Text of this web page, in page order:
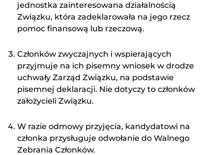
jednostka zainteresowana działalnością
Związku, która zadeklarowała na jego rzecz
pomoc finansową lub rzeczową.
Członków zwyczajnych i wspierających
przyjmuje na ich pisemny wniosek w drodze
uchwały Zarząd Związku, na podstawie
pisemnej deklaracji. Nie dotyczy to członków
założycieli Związku.
W razie odmowy przyjęcia, kandydatowi na
członka przysługuje odwołanie do Walnego
Zebrania Członków.